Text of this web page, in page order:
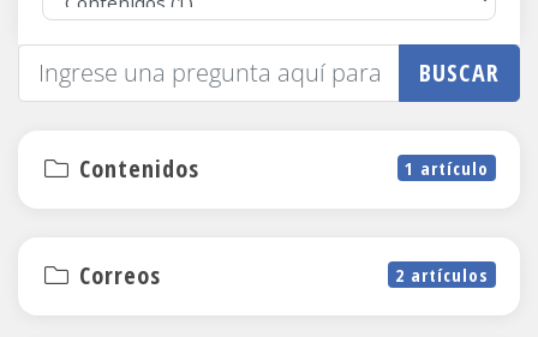
BUSCAR
1 artículo
Contenidos
2 artículos
Correos